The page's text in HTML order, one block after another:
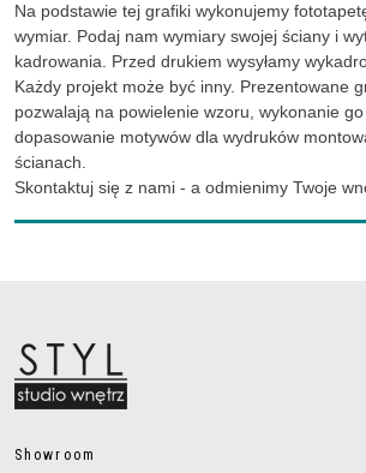
Na podstawie tej grafiki wykonujemy
wymiar. Podaj nam wymiary swojej ściany i
kadrowania. Przed drukiem wysyłamy
Każdy projekt może być inny. Prezentowane
pozwalają na powielenie wzoru, wykonanie
dopasowanie motywów dla wydruków
ścianach.
Skontaktuj się z nami - a odmienimy Twoje
Showroom